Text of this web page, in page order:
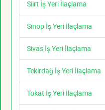
Siirt İş Yeri İlaçlama
Sinop İş Yeri İlaçlama
Sivas İş Yeri İlaçlama
Tekirdağ İş Yeri İlaçlama
Tokat İş Yeri İlaçlama